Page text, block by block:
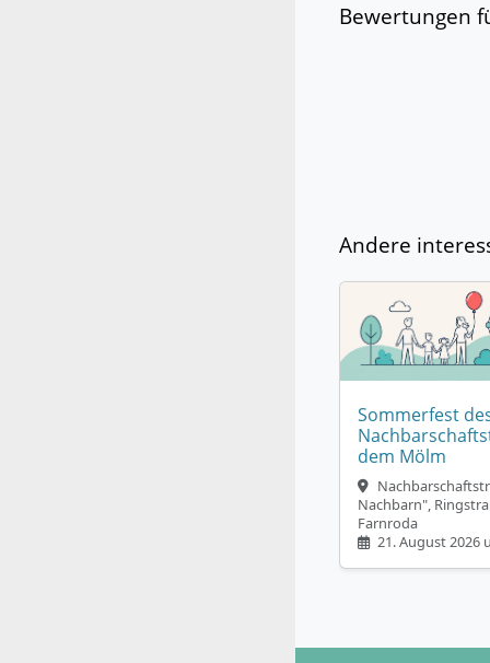
Bewertungen
Andere
Sommerfest
dem Mölm
Nachbarn",
Farnroda
21. August 2026